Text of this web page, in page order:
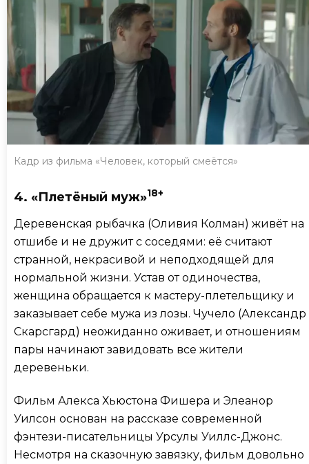
Кадр из фильма «Человек, который смеётся»
4. «Плетёный муж»18+
Деревенская рыбачка (Оливия Колман) живёт на
отшибе и не дружит с соседями: её считают
странной, некрасивой и неподходящей для
нормальной жизни. Устав от одиночества,
женщина обращается к мастеру-плетельщику и
заказывает себе мужа из лозы. Чучело (Александр
Скарсгард) неожиданно оживает, и отношениям
пары начинают завидовать все жители
деревеньки.
Фильм Алекса Хьюстона Фишера и Элеанор
Уилсон основан на рассказе современной
фэнтези-писательницы Урсулы Уиллс-Джонс.
Несмотря на сказочную завязку, фильм довольно